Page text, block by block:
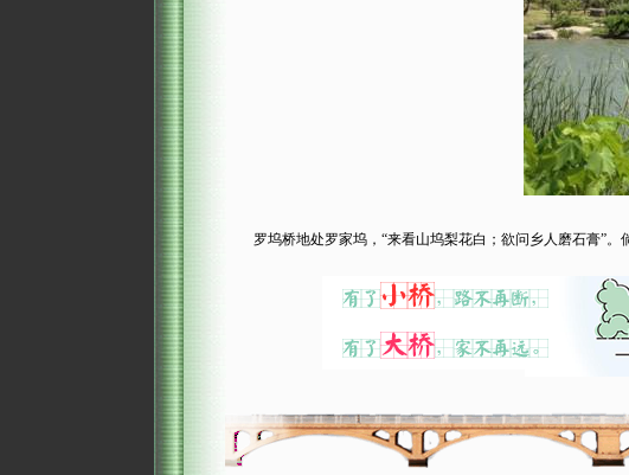
罗坞桥地处罗家坞，“来看山坞梨花白；欲问乡人磨石膏”。